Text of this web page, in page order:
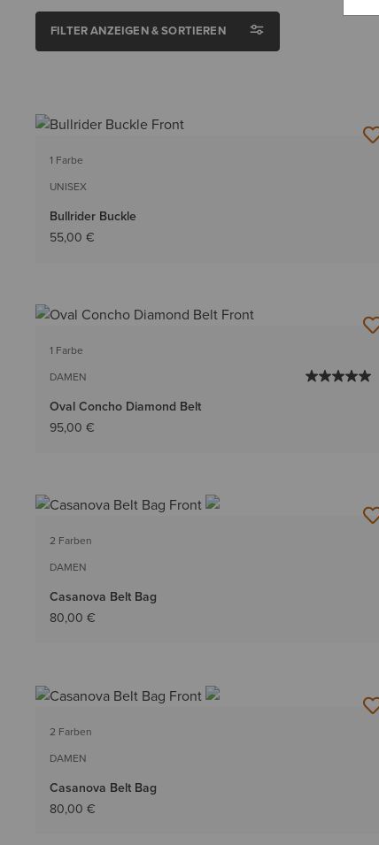
FILTER ANZEIGEN & SORTIEREN
1 Farbe
UNISEX
Bullrider Buckle
55,00 €
1 Farbe
DAMEN
Oval Concho Diamond Belt
95,00 €
2 Farben
DAMEN
Casanova Belt Bag
80,00 €
2 Farben
DAMEN
Casanova Belt Bag
80,00 €